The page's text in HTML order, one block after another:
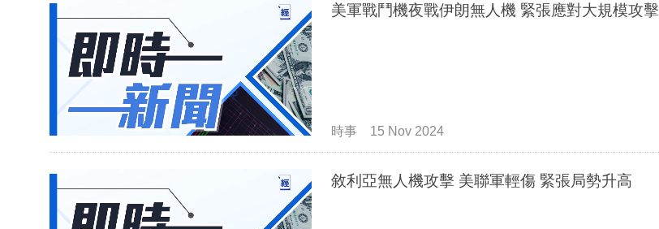
美軍戰鬥機夜戰伊朗無人機 緊張應對大規模攻擊
時事 15 Nov 2024
敘利亞無人機攻擊 美聯軍輕傷 緊張局勢升高